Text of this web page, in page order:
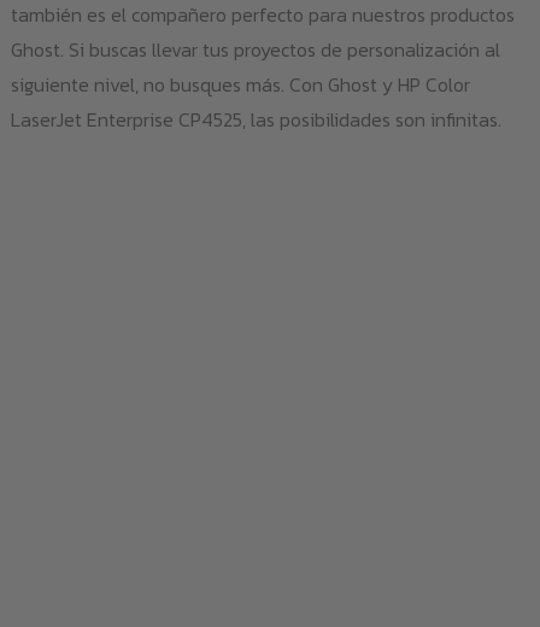
también es el compañero perfecto para nuestros productos
Ghost. Si buscas llevar tus proyectos de personalización al
siguiente nivel, no busques más. Con Ghost y HP Color
LaserJet Enterprise CP4525, las posibilidades son infinitas.